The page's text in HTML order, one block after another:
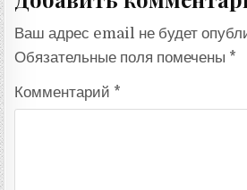
Ваш адрес email не будет
Обязательные поля помечены *
Комментарий *